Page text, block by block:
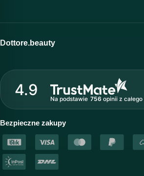
Moje konto
Program lojalnościowy
Strefa profesjonalisty
Dottore.beauty
O marce Dottore
Nasz zespół
Akademia i szkolenia
Baza wiedzy
4.9
Na podstawie 756 opinii z
Bezpieczne zakupy